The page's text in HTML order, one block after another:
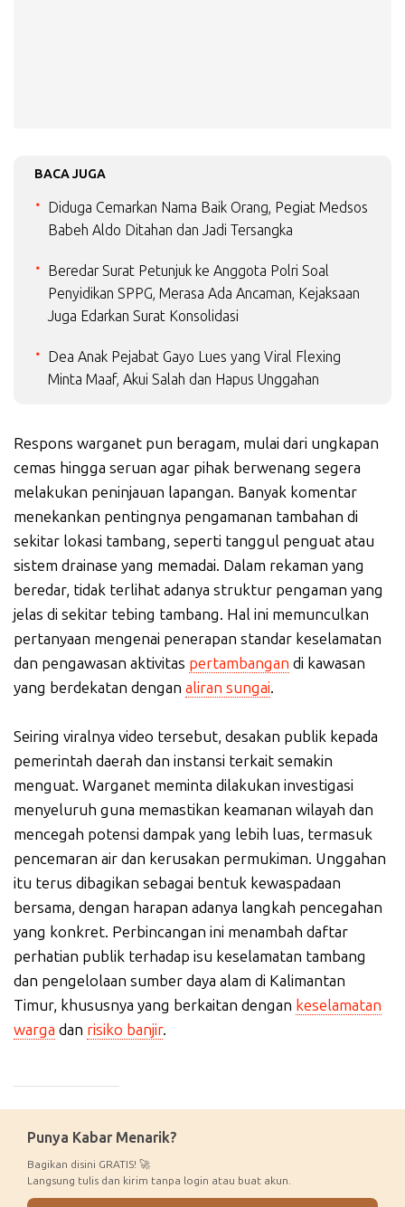
BACA JUGA
Diduga Cemarkan Nama Baik Orang, Pegiat Medsos
Babeh Aldo Ditahan dan Jadi Tersangka
Beredar Surat Petunjuk ke Anggota Polri Soal
Penyidikan SPPG, Merasa Ada Ancaman, Kejaksaan
Juga Edarkan Surat Konsolidasi
Dea Anak Pejabat Gayo Lues yang Viral Flexing
Minta Maaf, Akui Salah dan Hapus Unggahan
Respons warganet pun beragam, mulai dari ungkapan
cemas hingga seruan agar pihak berwenang segera
melakukan peninjauan lapangan. Banyak komentar
menekankan pentingnya pengamanan tambahan di
sekitar lokasi tambang, seperti tanggul penguat atau
sistem drainase yang memadai. Dalam rekaman yang
beredar, tidak terlihat adanya struktur pengaman yang
jelas di sekitar tebing tambang. Hal ini memunculkan
pertanyaan mengenai penerapan standar keselamatan
dan pengawasan aktivitas pertambangan di kawasan
yang berdekatan dengan aliran sungai.
Seiring viralnya video tersebut, desakan publik kepada
pemerintah daerah dan instansi terkait semakin
menguat. Warganet meminta dilakukan investigasi
menyeluruh guna memastikan keamanan wilayah dan
mencegah potensi dampak yang lebih luas, termasuk
pencemaran air dan kerusakan permukiman. Unggahan
itu terus dibagikan sebagai bentuk kewaspadaan
bersama, dengan harapan adanya langkah pencegahan
yang konkret. Perbincangan ini menambah daftar
perhatian publik terhadap isu keselamatan tambang
dan pengelolaan sumber daya alam di Kalimantan
Timur, khususnya yang berkaitan dengan keselamatan
warga dan risiko banjir.
Punya Kabar Menarik?
Bagikan disini GRATIS! 🚀
Langsung tulis dan kirim tanpa login atau buat akun.